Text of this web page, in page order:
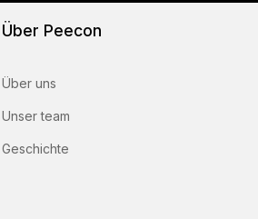
Über Peecon
Über uns
Unser team
Geschichte